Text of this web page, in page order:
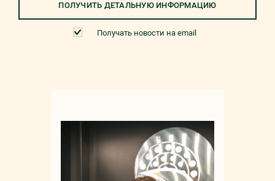
ПОЛУЧИТЬ ДЕТАЛЬНУЮ ИНФОРМАЦИЮ
Получать новости на email